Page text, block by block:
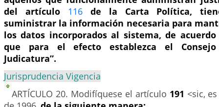
del artículo 116de la Carta Política,
suministrar la información necesaria para
los datos incorporados al sistema, de
que para el efecto establezca el
Judicatura”.
Jurisprudencia Vigencia
ARTÍCULO 20. Modifíquese el artículo 191 <sic,